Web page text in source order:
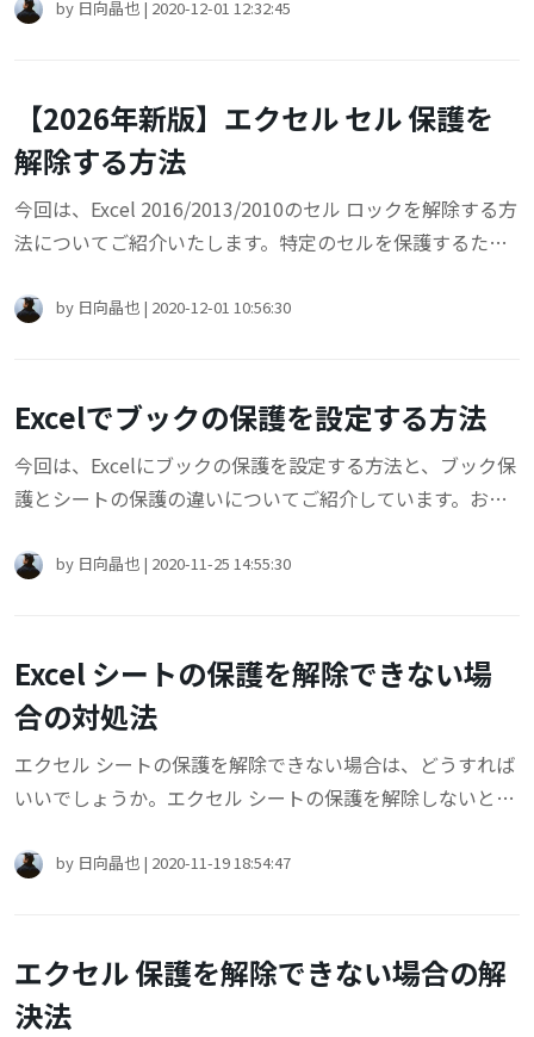
ついてご紹介します。
by 日向晶也 | 2020-12-01 12:32:45
【2026年新版】エクセル セル 保護を
解除する方法
今回は、Excel 2016/2013/2010のセル ロックを解除する方
法についてご紹介いたします。特定のセルを保護するため
るやり方がわからない場合は、この記事をご参考になれば
by 日向晶也 | 2020-12-01 10:56:30
Excelでブックの保護を設定する方法
今回は、Excelにブックの保護を設定する方法と、ブック保
護とシートの保護の違いについてご紹介しています。お困
by 日向晶也 | 2020-11-25 14:55:30
Excel シートの保護を解除できない場
合の対処法
エクセル シートの保護を解除できない場合は、どうすれば
いいでしょうか。エクセル シートの保護を解除しないと、
シートの保護を解除できない場合の対処法についてご紹介
by 日向晶也 | 2020-11-19 18:54:47
エクセル 保護を解除できない場合の解
決法